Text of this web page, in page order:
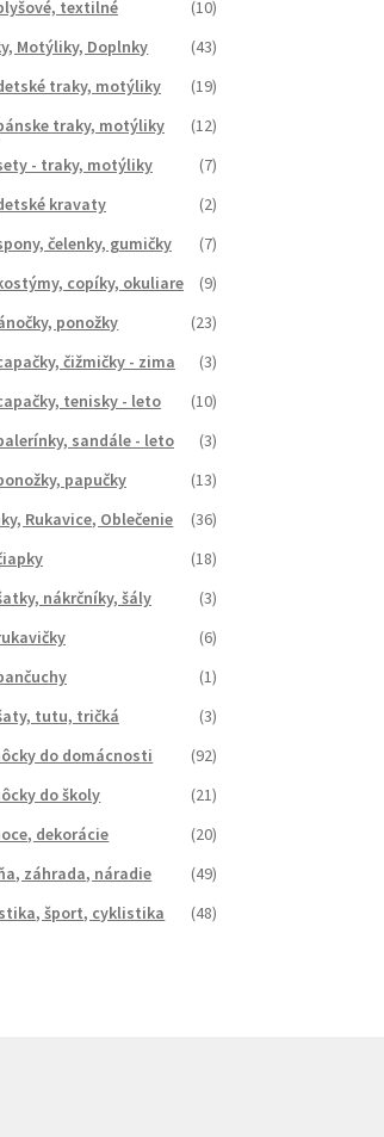
textilné
(10)
Motýliky, Doplnky
(43)
traky, motýliky
(19)
traky, motýliky
(12)
- traky, motýliky
(7)
kravaty
(2)
čelenky, gumičky
(7)
copíky, okuliare
(9)
ponožky
(23)
čižmičky - zima
(3)
tenisky - leto
(10)
sandále - leto
(3)
papučky
(13)
Rukavice, Oblečenie
(36)
(18)
nákrčníky, šály
(3)
(6)
(1)
tutu, tričká
(3)
do domácnosti
(92)
do školy
(21)
dekorácie
(20)
záhrada, náradie
(49)
šport, cyklistika
(48)